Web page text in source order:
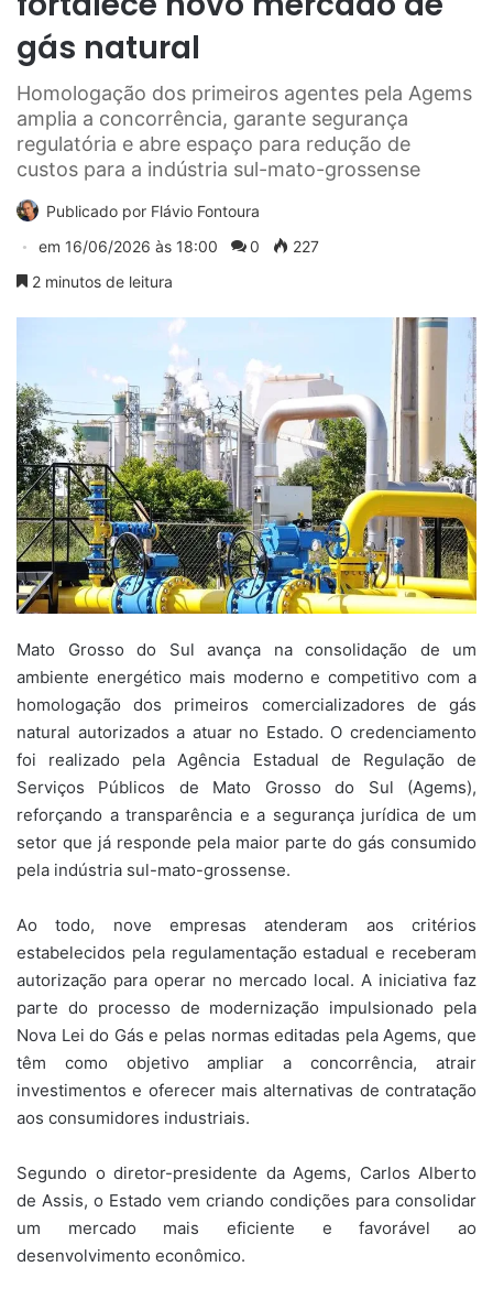
gás natural
Homologação dos primeiros agentes pela Agems
amplia a concorrência, garante segurança
regulatória e abre espaço para redução de
custos para a indústria sul-mato-grossense
Publicado por Flávio Fontoura
em 16/06/2026 às 18:00 0
227
2 minutos de leitura
Mato Grosso do Sul avança na consolidação de um
ambiente energético mais moderno e competitivo com a
homologação dos primeiros comercializadores de gás
natural autorizados a atuar no Estado. O credenciamento
foi realizado pela Agência Estadual de Regulação de
Serviços Públicos de Mato Grosso do Sul (Agems),
reforçando a transparência e a segurança jurídica de um
setor que já responde pela maior parte do gás consumido
pela indústria sul-mato-grossense.
Ao todo, nove empresas atenderam aos critérios
estabelecidos pela regulamentação estadual e receberam
autorização para operar no mercado local. A iniciativa faz
parte do processo de modernização impulsionado pela
Nova Lei do Gás e pelas normas editadas pela Agems, que
têm como objetivo ampliar a concorrência, atrair
investimentos e oferecer mais alternativas de contratação
aos consumidores industriais.
Segundo o diretor-presidente da Agems, Carlos Alberto
de Assis, o Estado vem criando condições para consolidar
um mercado mais eficiente e favorável ao
desenvolvimento econômico.